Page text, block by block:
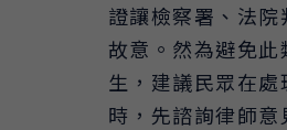
證讓檢察署、法院
故意。然為避免此
生，建議民眾在處
時，先諮詢律師意